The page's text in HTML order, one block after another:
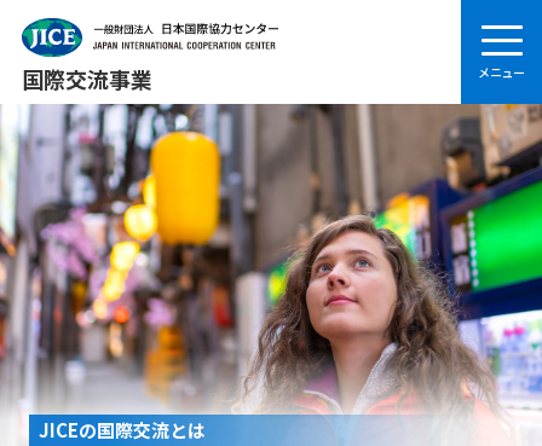
国際交流事業
JICEの国際交流とは